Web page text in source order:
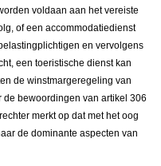
voldaan aan het vereiste
of een accommodatiedienst
en vervolgens
een toeristische dienst kan
de winstmargeregeling van
bewoordingen van artikel 306
merkt op dat met het oog
de dominante aspecten van